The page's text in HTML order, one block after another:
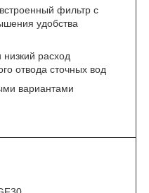
фильтр с
удобства
расход
отвода сточных вод
вариантами